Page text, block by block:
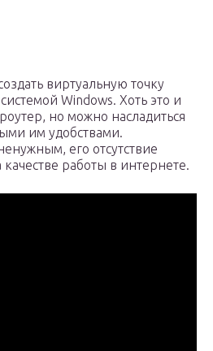
виртуальную точку
Windows. Хоть это и
но можно насладиться
им удобствами.
его отсутствие
качестве работы в интернете.